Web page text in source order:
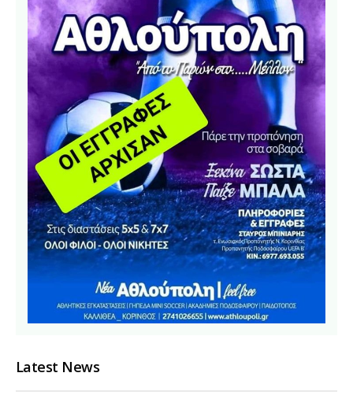
Latest News